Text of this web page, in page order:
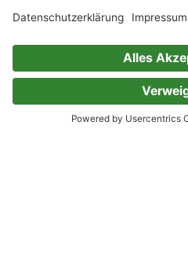
Rechtliches